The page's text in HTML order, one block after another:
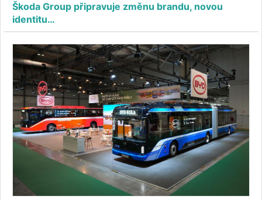
Škoda Group připravuje změnu brandu, novou
identitu…